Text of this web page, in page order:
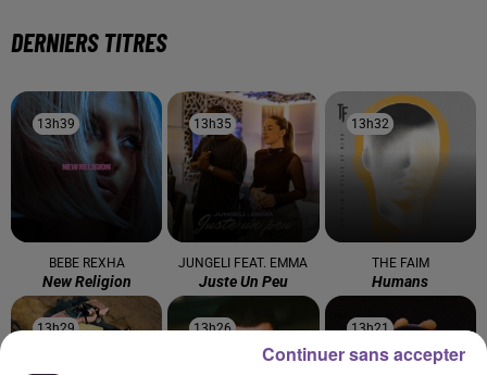
DERNIERS TITRES
13h39
13h39
BEBE REXHA
New Religion
13h35
13h35
JUNGELI FEAT. EMMA
Juste Un Peu
13h32
13h32
THE FAIM
Humans
13h29
13h29 13h26
13h26 13h21
13h21
Continuer sans accepter